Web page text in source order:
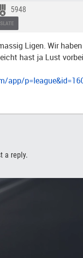
5948
Ligen. Wir
hast ja Lust
app/
a reply.